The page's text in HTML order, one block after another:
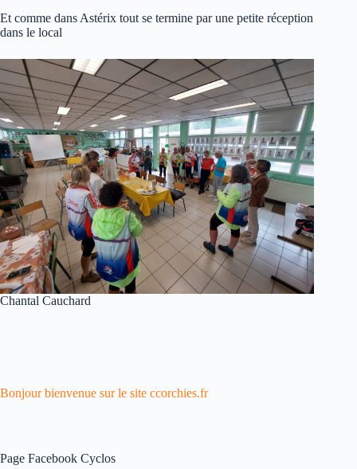
Et comme dans Astérix tout se termine par une petite réception
dans le local
Chantal Cauchard
Bonjour bienvenue sur le site ccorchies.fr
Page Facebook Cyclos